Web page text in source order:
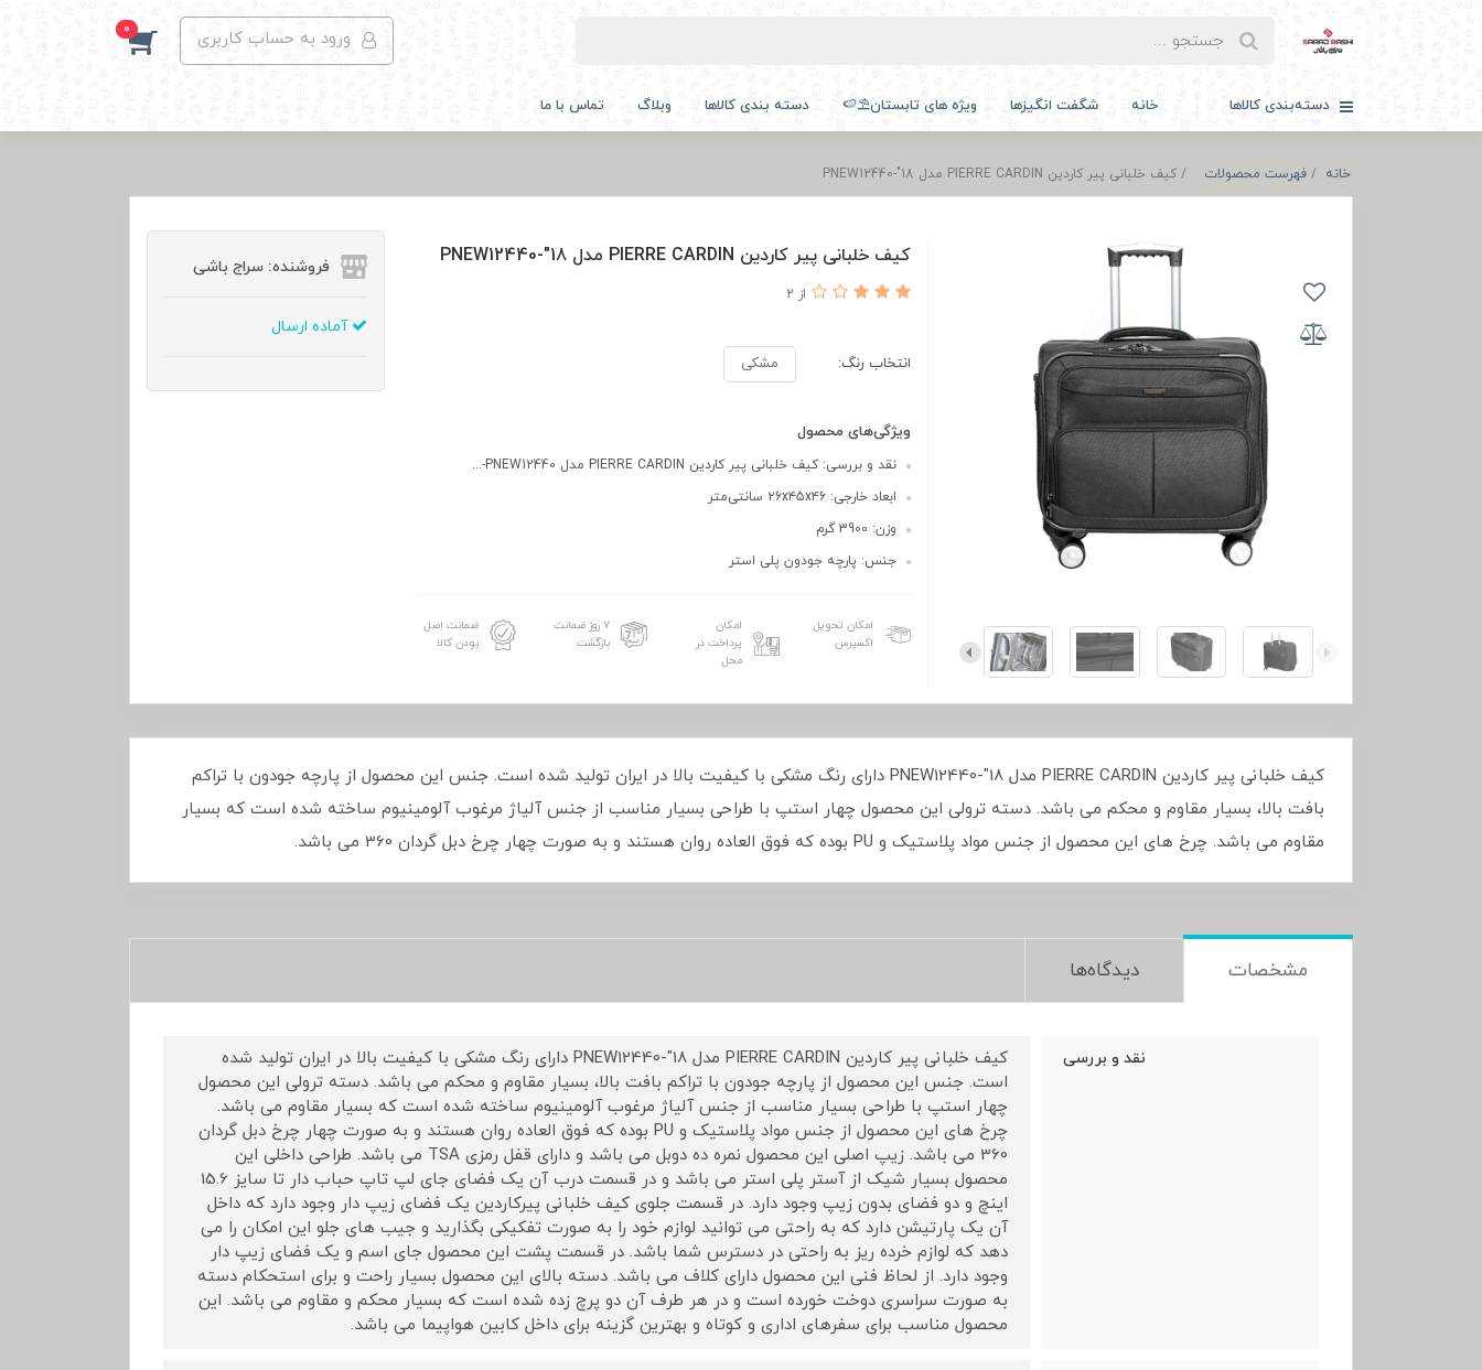
ورود به حساب کاربری 0
دسته‌بندی کالاها خانه شگفت انگیزها ویژه های تابستان⛱️🍉 دسته بندی کالاها وبلاگ تماس با ما
خانه فهرست محصولات کیف خلبانی پیر کاردین PIERRE CARDIN مدل PNEW12440-"18
کیف خلبانی پیر کاردین PIERRE CARDIN مدل PNEW12440-"18
از 2
انتخاب رنگ: مشکی
ویژگی‌های محصول
نقد و بررسی: کیف خلبانی پیر کاردین PIERRE CARDIN مدل PNEW12440-...
ابعاد خارجی: ۲6x۴5x۴6 سانتی‌متر
وزن: 3900 گرم
جنس: پارچه جودون پلی استر
امکان تحویل
اکسپرس
امکان
پرداخت در
محل
۷ روز ضمانت
بازگشت
ضمانت اصل
بودن کالا
فروشنده: سراج باشی
آماده ارسال
کیف خلبانی پیر کاردین PIERRE CARDIN مدل PNEW12440-"18 دارای رنگ مشکی با کیفیت بالا در ایران تولید شده است. جنس این محصول از پارچه جودون با تراکم
بافت بالا، بسیار مقاوم و محکم می باشد. دسته ترولی این محصول چهار استپ با طراحی بسیار مناسب از جنس آلیاژ مرغوب آلومینیوم ساخته شده است که بسیار
مقاوم می باشد. چرخ های این محصول از جنس مواد پلاستیک و PU بوده که فوق العاده روان هستند و به صورت چهار چرخ دبل گردان 360 می باشد.
مشخصات دیدگاه‌ها
نقد و بررسی
کیف خلبانی پیر کاردین PIERRE CARDIN مدل PNEW12440-"18 دارای رنگ مشکی با کیفیت بالا در ایران تولید شده
است. جنس این محصول از پارچه جودون با تراکم بافت بالا، بسیار مقاوم و محکم می باشد. دسته ترولی این محصول
چهار استپ با طراحی بسیار مناسب از جنس آلیاژ مرغوب آلومینیوم ساخته شده است که بسیار مقاوم می باشد.
چرخ های این محصول از جنس مواد پلاستیک و PU بوده که فوق العاده روان هستند و به صورت چهار چرخ دبل گردان
360 می باشد. زیپ اصلی این محصول نمره ده دوبل می باشد و دارای قفل رمزی TSA می باشد. طراحی داخلی این
محصول بسیار شیک از آستر پلی استر می باشد و در قسمت درب آن یک فضای جای لپ تاپ حباب دار تا سایز 15.6
اینچ و دو فضای بدون زیپ وجود دارد. در قسمت جلوی کیف خلبانی پیرکاردین یک فضای زیپ دار وجود دارد که داخل
آن یک پارتیشن دارد که به راحتی می توانید لوازم خود را به صورت تفکیکی بگذارید و جیب های جلو این امکان را می
دهد که لوازم خرده ریز به راحتی در دسترس شما باشد. در قسمت پشت این محصول جای اسم و یک فضای زیپ دار
وجود دارد. از لحاظ فنی این محصول دارای کلاف می باشد. دسته بالای این محصول بسیار راحت و برای استحکام دسته
به صورت سراسری دوخت خورده است و در هر طرف آن دو پرچ زده شده است که بسیار محکم و مقاوم می باشد. این
محصول مناسب برای سفرهای اداری و کوتاه و بهترین گزینه برای داخل کابین هواپیما می باشد.